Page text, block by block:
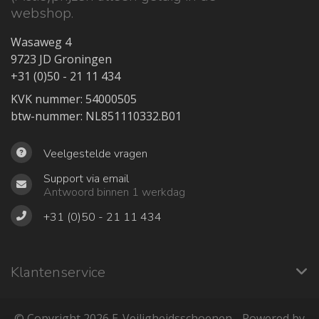
webshop.
Wasaweg 4
9723 JD Groningen
+31 (0)50 - 21 11 434
KVK nummer: 54000505
btw-nummer: NL851110332.B01
Veelgestelde vragen
Support via email
Antwoord binnen 1 werkdag
+31 (0)50 - 21 11 434
Klantenservice